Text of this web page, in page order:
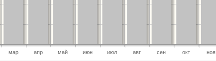
мар апр май июн июл авг сен окт ноя